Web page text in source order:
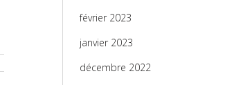
février 2023
janvier 2023
décembre 2022